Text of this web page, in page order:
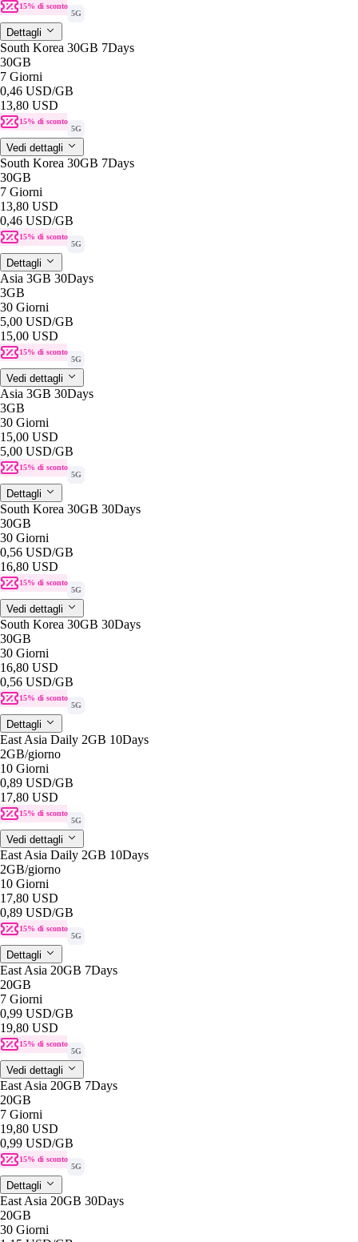
15% di sconto
5G
Dettagli
South Korea 30GB 7Days
30GB
7 Giorni
0,46 USD/GB
13,80 USD
15% di sconto
5G
Vedi dettagli
South Korea 30GB 7Days
30GB
7 Giorni
13,80 USD
0,46 USD/GB
15% di sconto
5G
Dettagli
Asia 3GB 30Days
3GB
30 Giorni
5,00 USD/GB
15,00 USD
15% di sconto
5G
Vedi dettagli
Asia 3GB 30Days
3GB
30 Giorni
15,00 USD
5,00 USD/GB
15% di sconto
5G
Dettagli
South Korea 30GB 30Days
30GB
30 Giorni
0,56 USD/GB
16,80 USD
15% di sconto
5G
Vedi dettagli
South Korea 30GB 30Days
30GB
30 Giorni
16,80 USD
0,56 USD/GB
15% di sconto
5G
Dettagli
East Asia Daily 2GB 10Days
2GB/giorno
10 Giorni
0,89 USD/GB
17,80 USD
15% di sconto
5G
Vedi dettagli
East Asia Daily 2GB 10Days
2GB/giorno
10 Giorni
17,80 USD
0,89 USD/GB
15% di sconto
5G
Dettagli
East Asia 20GB 7Days
20GB
7 Giorni
0,99 USD/GB
19,80 USD
15% di sconto
5G
Vedi dettagli
East Asia 20GB 7Days
20GB
7 Giorni
19,80 USD
0,99 USD/GB
15% di sconto
5G
Dettagli
East Asia 20GB 30Days
20GB
30 Giorni